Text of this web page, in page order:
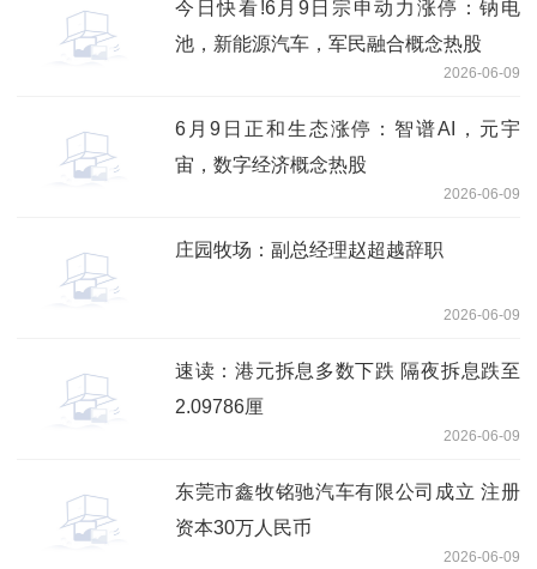
今日快看!6月9日宗申动力涨停：钠电
池，新能源汽车，军民融合概念热股
2026-06-09
6月9日正和生态涨停：智谱AI，元宇
宙，数字经济概念热股
2026-06-09
庄园牧场：副总经理赵超越辞职
2026-06-09
速读：港元拆息多数下跌 隔夜拆息跌至
2.09786厘
2026-06-09
东莞市鑫牧铭驰汽车有限公司成立 注册
资本30万人民币
2026-06-09